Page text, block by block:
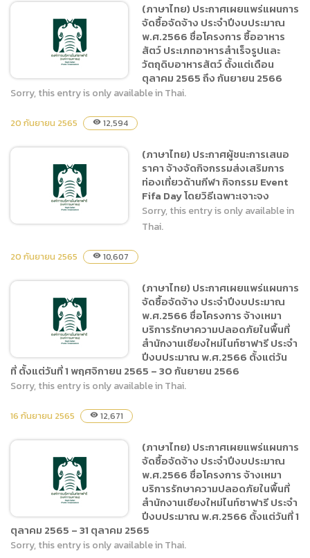
วัตถุดิบอาหารสัตว์ ตั้งแต่
เดือน ตุลาคม 2565 ถึง
กันยายน 2566
(ภาษาไทย) ประกาศเผยแพร่
แผนการจัดซื้อจัดจ้าง ประจำ
โครงการ ซื้ออาหารสัตว์
ประเภทอาหารสำเร็จรูปและ
วัตถุดิบอาหารสัตว์ ตั้งแต่
เดือน ตุลาคม 2565 ถึง
(ภาษาไทย) ประกาศเผยแพร่แผนการ
จัดซื้อจัดจ้าง ประจำปีงบประมาณ
พ.ศ.2566 ชื่อโครงการ ซื้ออาหาร
สัตว์ ประเภทอาหารสำเร็จรูปและ
วัตถุดิบอาหารสัตว์ ตั้งแต่เดือน
ตุลาคม 2565 ถึง กันยายน 2566
Sorry, this entry is only available in Thai.
20 กันยายน 2565 visibility 12,594
เสนอราคา จ้างจัดกิจกรรมส่ง
เสริมการท่องเที่ยวด้านกีฬา
กิจกรรม Event Fifa
Day โดยวิธีเฉพาะเจาะจง
(ภาษาไทย) ประกาศผู้ชนะการเสนอ
ราคา จ้างจัดกิจกรรมส่งเสริมการ
ท่องเที่ยวด้านกีฬา กิจกรรม Event
Fifa Day โดยวิธีเฉพาะเจาะจง
Sorry, this entry is only available in
Thai.
20 กันยายน 2565 visibility 10,607
(ภาษาไทย) ประกาศเผยแพร่
แผนการจัดซื้อจัดจ้าง ประจำ
ปีงบประมาณ พ.ศ.2566 ชื่อ
โครงการ จ้างเหมาบริการ
รักษาความปลอดภัยในพื้นที่
สำนักงานเชียงใหม่ไนท์ซาฟารี
ประจำปีงบประมาณ
พ.ศ.2566 ตั้งแต่วันที่ ตั้งแต่
วันที่ 1 พฤศจิกายน 2565 –
30 กันยายน 2566
(ภาษาไทย) ประกาศเผยแพร่แผนการ
จัดซื้อจัดจ้าง ประจำปีงบประมาณ
พ.ศ.2566 ชื่อโครงการ จ้างเหมา
บริการรักษาความปลอดภัยในพื้นที่
สำนักงานเชียงใหม่ไนท์ซาฟารี ประจำ
ปีงบประมาณ พ.ศ.2566 ตั้งแต่วัน
ที่ ตั้งแต่วันที่ 1 พฤศจิกายน 2565 – 30 กันยายน 2566
Sorry, this entry is only available in Thai.
16 กันยายน 2565 visibility 12,671
(ภาษาไทย) ประกาศเผยแพร่แผนการ
จัดซื้อจัดจ้าง ประจำปีงบประมาณ
พ.ศ.2566 ชื่อโครงการ จ้างเหมา
บริการรักษาความปลอดภัยในพื้นที่
สำนักงานเชียงใหม่ไนท์ซาฟารี ประจำ
ปีงบประมาณ พ.ศ.2566 ตั้งแต่วันที่ 1
ตุลาคม 2565 – 31 ตุลาคม 2565
Sorry, this entry is only available in Thai.